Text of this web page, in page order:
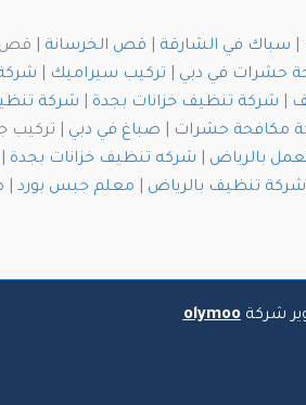
سباك في الشارقة قص الخرسانة | قص
حشرات في دبي تركيب سيراميك
شركة تنظيف خزانات بجدة شركة
مكافحة حشرات صباغ في دبي | تركيب
بالرياض شركه تنظيف خزانات بجدة
شركة تنظيف بالرياض معلم جبس بورد
olymoo